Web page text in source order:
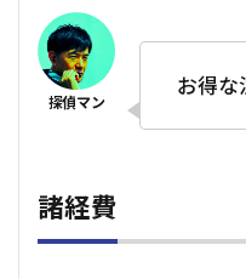
お得な
諸経費